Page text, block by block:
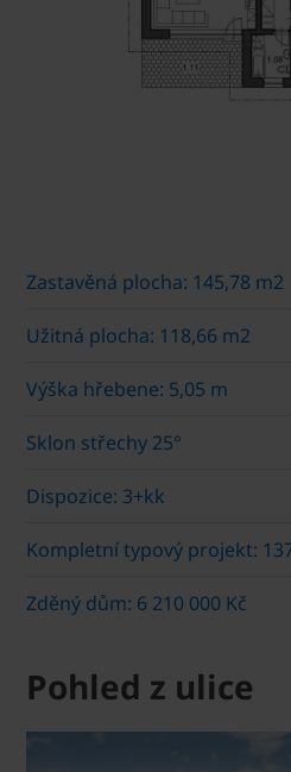
Zastavěná plocha: 145,78 m2
Užitná plocha: 118,66 m2
Výška hřebene: 5,05 m
Sklon střechy 25°
Dispozice: 3+kk
Kompletní typový projekt:
Zděný dům: 6 210 000 Kč
Pohled z ulice